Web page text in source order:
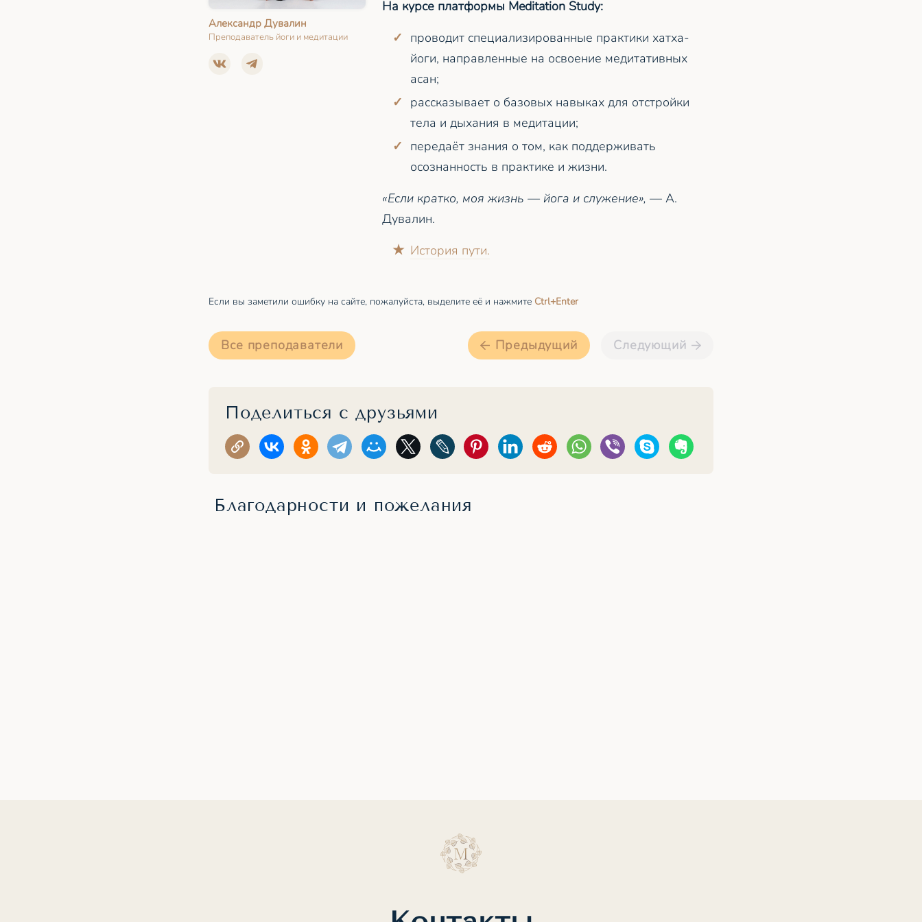
Александр Дувалин
Преподаватель йоги и медитации
На курсе платформы Meditation Study:
проводит специализированные практики хатха-
йоги, направленные на освоение медитативных
асан;
рассказывает о базовых навыках для отстройки
тела и дыхания в медитации;
передаёт знания о том, как поддерживать
осознанность в практике и жизни.
«Если кратко, моя жизнь — йога и служение», — А.
Дувалин.
История пути.
Если вы заметили ошибку на сайте, пожалуйста, выделите её и нажмите Ctrl+Enter
Все преподаватели Предыдущий Следующий
Поделиться с друзьями
Благодарности и пожелания